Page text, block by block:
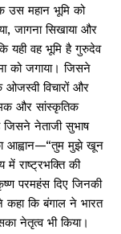
उस महान भूमि को
जागना सिखाया और
यही वह भूमि है गुरुदेव
को जगाया। जिसने
ओजस्वी विचारों और
और सांस्कृतिक
जिसने नेताजी सुभाष
आह्वान—“तुम मुझे खून
राष्ट्रभक्ति की
परमहंस दिए जिनकी
कहा कि बंगाल ने भारत
नेतृत्व भी किया।